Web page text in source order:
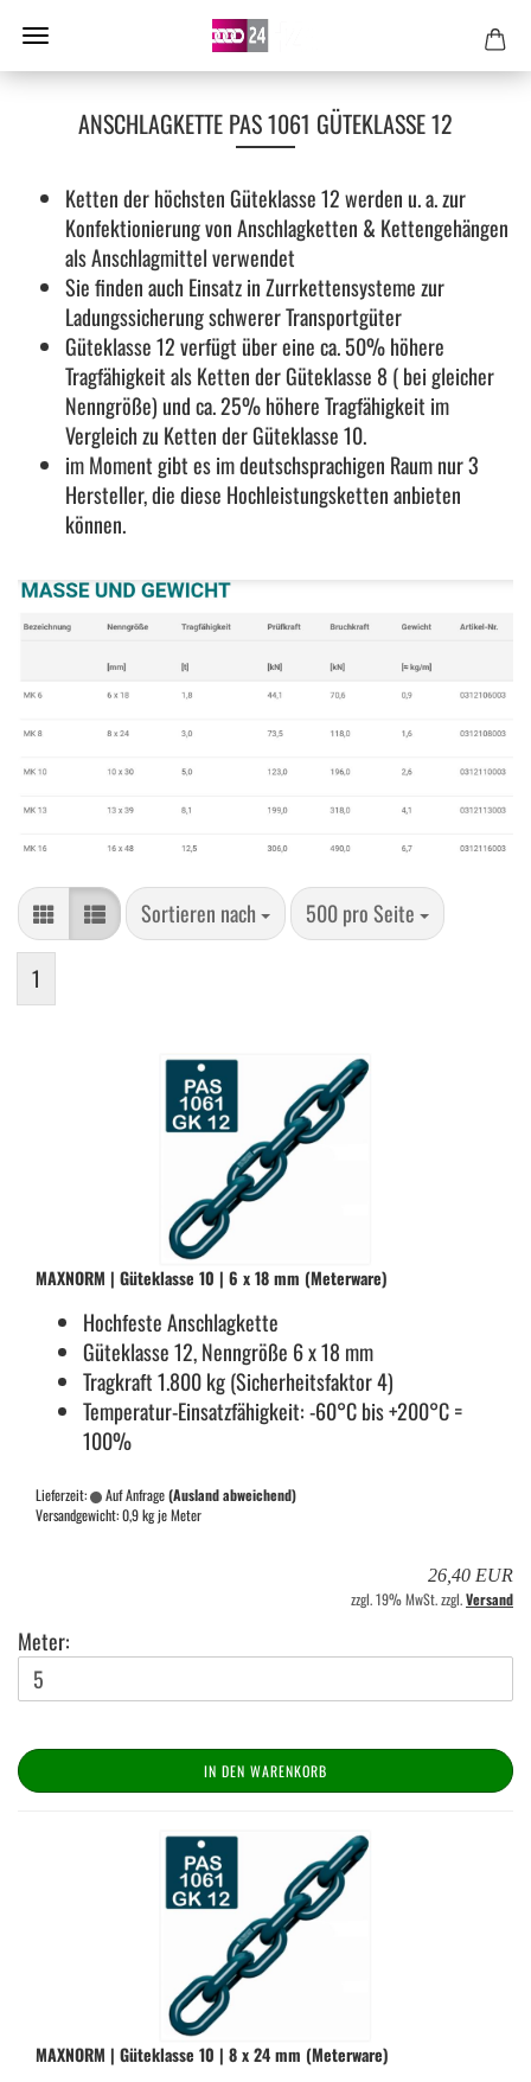
ANSCHLAGKETTE PAS 1061 GÜTEKLASSE 12
Ketten der höchsten Güteklasse 12 werden u. a. zur
Konfektionierung von Anschlagketten & Kettengehängen
als Anschlagmittel verwendet
Sie finden auch Einsatz in Zurrkettensysteme zur
Ladungssicherung schwerer Transportgüter
Güteklasse 12 verfügt über eine ca. 50% höhere
Tragfähigkeit als Ketten der Güteklasse 8 ( bei gleicher
Nenngröße) und ca. 25% höhere Tragfähigkeit im
Vergleich zu Ketten der Güteklasse 10.
im Moment gibt es im deutschsprachigen Raum nur 3
Hersteller, die diese Hochleistungsketten anbieten
können.
Sortieren nach
Sortieren nach 500 pro Seite
pro Seite
1
MAX­NORM | Gü­te­klas­se 10 | 6 x 18 mm (Me­ter­wa­re)
Hoch­fes­te An­schlag­ket­te
Gü­te­klas­se 12, Nenn­grö­ße 6 x 18 mm
Trag­kraft 1.800 kg (Si­cher­heits­fak­tor 4)
Temperatur-​Einsatzfähigkeit: -60°C bis +200°C =
100%
Lieferzeit: Auf Anfrage(Ausland abweichend)
Versandgewicht:0,9kg je Meter
26,40 EUR
zzgl. 19% MwSt. zzgl.Versand
Meter:
IN DEN WARENKORB
MAX­NORM | Gü­te­klas­se 10 | 8 x 24 mm (Me­ter­wa­re)